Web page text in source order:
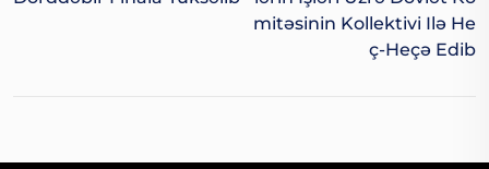
Mitəsinin Kollektivi Ilə He
Ç-Heçə Edib